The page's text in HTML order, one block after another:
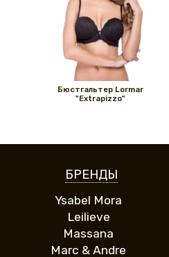
Бюстгальтер Lormar
"Extrapizzo"
БРЕНДЫ
Ysabel Mora
Leilieve
Massana
Marc & Andre